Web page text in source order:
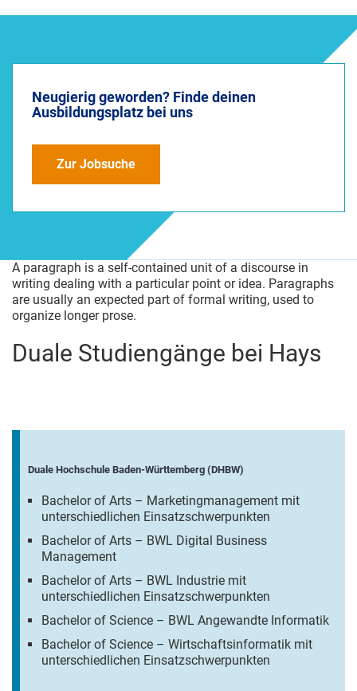
Neugierig geworden? Finde deinen
Ausbildungsplatz bei uns
Zur Jobsuche
A paragraph is a self-contained unit of a discourse in
writing dealing with a particular point or idea. Paragraphs
are usually an expected part of formal writing, used to
organize longer prose.
Duale Studiengänge bei Hays
Duale Hochschule Baden-Württemberg (DHBW)
Bachelor of Arts – Marketingmanagement mit
unterschiedlichen Einsatzschwerpunkten
Bachelor of Arts – BWL Digital Business
Management
Bachelor of Arts – BWL Industrie mit
unterschiedlichen Einsatzschwerpunkten
Bachelor of Science – BWL Angewandte Informatik
Bachelor of Science – Wirtschaftsinformatik mit
unterschiedlichen Einsatzschwerpunkten